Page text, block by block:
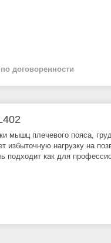
по договоренности
мышц плечевого пояса,
нагрузку на
подходит как для